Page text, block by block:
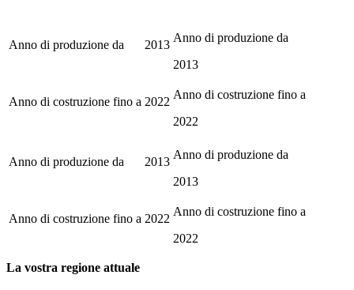
Anno di produzione da 2013
Anno di produzione da
2013
Anno di costruzione fino a 2022
Anno di costruzione fino a
2022
Anno di produzione da 2013
Anno di produzione da
2013
Anno di costruzione fino a 2022
Anno di costruzione fino a
2022
La vostra regione attuale